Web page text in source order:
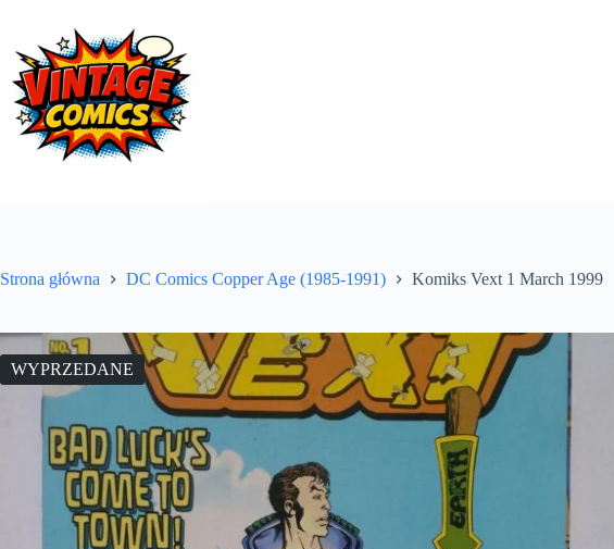
treści
Strona główna DC Comics Copper Age (1985-1991) Komiks Vext 1 March 1999
WYPRZEDANE